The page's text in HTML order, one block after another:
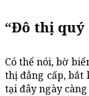
“Đô thị quý
Có thể nói, bờ
thị đẳng cấp, bắt
tại đây ngày